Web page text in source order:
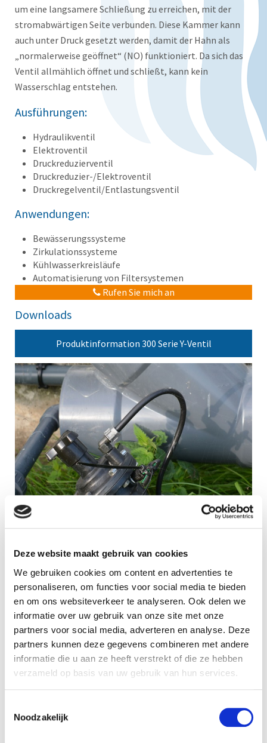
Deze website maakt gebruik van cookies
We gebruiken cookies om content en advertenties te
personaliseren, om functies voor social media te bieden
en om ons websiteverkeer te analyseren. Ook delen we
informatie over uw gebruik van onze site met onze
partners voor social media, adverteren en analyse. Deze
partners kunnen deze gegevens combineren met andere
informatie die u aan ze heeft verstrekt of die ze hebben
verzameld op basis van uw gebruik van hun services.
Noodzakelijk
um eine langsamere Schließung zu erreichen, mit der
stromabwärtigen Seite verbunden. Diese Kammer kann
auch unter Druck gesetzt werden, damit der Hahn als
„normalerweise geöffnet“ (NO) funktioniert. Da sich das
Ventil allmählich öffnet und schließt, kann kein
Wasserschlag entstehen.
Ausführungen:
Hydraulikventil
Elektroventil
Druckreduzierventil
Druckreduzier-/Elektroventil
Druckregelventil/Entlastungsventil
Anwendungen:
Bewässerungssysteme
Zirkulationssysteme
Kühlwasserkreisläufe
Automatisierung von Filtersystemen
Rufen Sie mich an
Downloads
Produktinformation 300 Serie Y-Ventil
300-serie-1.jpg
Neu Agenda
No items found.